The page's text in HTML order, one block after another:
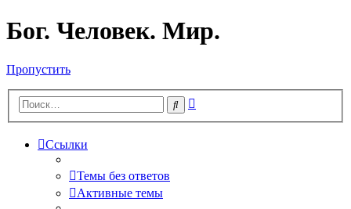
Бог. Человек. Мир.
Пропустить
Поиск
Ссылки
Темы без ответов
Активные темы